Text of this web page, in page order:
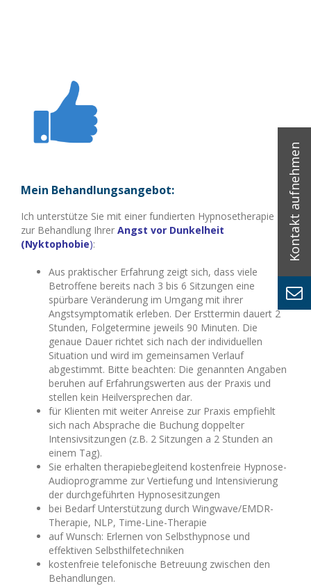
Mein Behandlungsangebot:
Ich unterstütze Sie mit einer fundierten Hypnosetherapie
zur Behandlung Ihrer Angst vor Dunkelheit
(Nyktophobie):
Aus praktischer Erfahrung zeigt sich, dass viele
Betroffene bereits nach 3 bis 6 Sitzungen eine
spürbare Veränderung im Umgang mit ihrer
Angstsymptomatik erleben. Der Ersttermin dauert 2
Stunden, Folgetermine jeweils 90 Minuten. Die
genaue Dauer richtet sich nach der individuellen
Situation und wird im gemeinsamen Verlauf
abgestimmt. Bitte beachten: Die genannten Angaben
beruhen auf Erfahrungswerten aus der Praxis und
stellen kein Heilversprechen dar.
für Klienten mit weiter Anreise zur Praxis empfiehlt
sich nach Absprache die Buchung doppelter
Intensivsitzungen (z.B. 2 Sitzungen a 2 Stunden an
einem Tag).
Sie erhalten therapiebegleitend kostenfreie Hypnose-
Audioprogramme zur Vertiefung und Intensivierung
der durchgeführten Hypnosesitzungen
bei Bedarf Unterstützung durch Wingwave/EMDR-
Therapie, NLP, Time-Line-Therapie
auf Wunsch: Erlernen von Selbsthypnose und
effektiven Selbsthilfetechniken
kostenfreie telefonische Betreuung zwischen den
Behandlungen.